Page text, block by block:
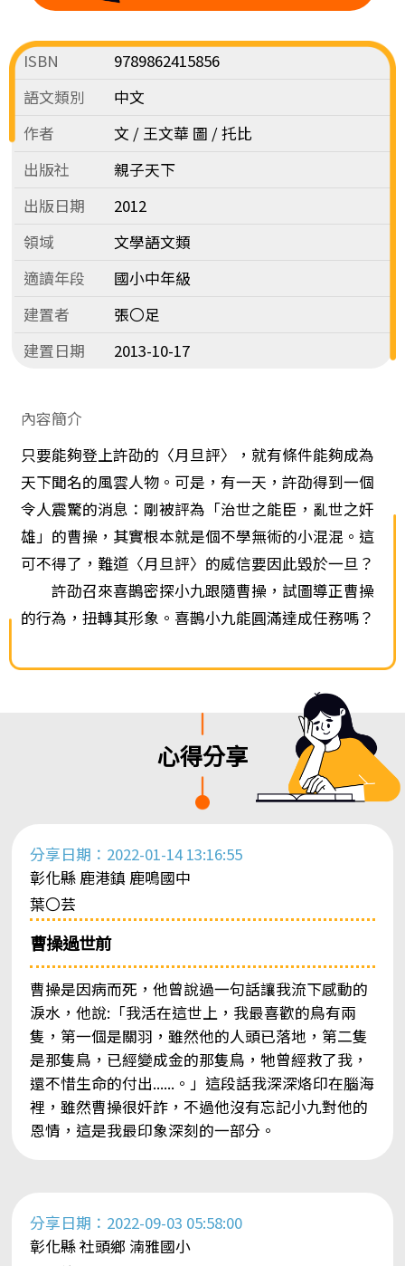
ISBN
9789862415856
語文類別
中文
作者
文 / 王文華 圖 / 托比
出版社
親子天下
出版日期
2012
領域
文學語文類
適讀年段
國小中年級
建置者
張〇足
建置日期
2013-10-17
內容簡介
只要能夠登上許劭的〈月旦評〉，就有條件能夠成為
天下聞名的風雲人物。可是，有一天，許劭得到一個
令人震驚的消息：剛被評為「治世之能臣，亂世之奸
雄」的曹操，其實根本就是個不學無術的小混混。這
可不得了，難道〈月旦評〉的威信要因此毀於一旦？
許劭召來喜鵲密探小九跟隨曹操，試圖導正曹操
的行為，扭轉其形象。喜鵲小九能圓滿達成任務嗎？
心得分享
分享日期：2022-01-14 13:16:55
彰化縣 鹿港鎮 鹿鳴國中
葉〇芸
曹操過世前
曹操是因病而死，他曾說過一句話讓我流下感動的
淚水，他說:「我活在這世上，我最喜歡的鳥有兩
隻，第一個是關羽，雖然他的人頭已落地，第二隻
是那隻鳥，已經變成金的那隻鳥，牠曾經救了我，
還不惜生命的付出......。」這段話我深深烙印在腦海
裡，雖然曹操很奸詐，不過他沒有忘記小九對他的
恩情，這是我最印象深刻的一部分。
分享日期：2022-09-03 05:58:00
彰化縣 社頭鄉 湳雅國小